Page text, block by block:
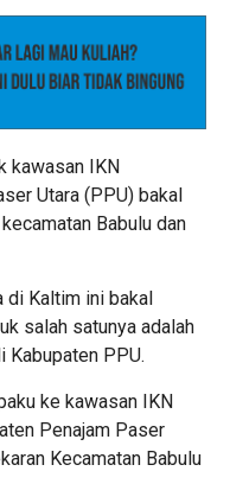
kawasan IKN
Utara (PPU) bakal
Babulu dan
di Kaltim ini bakal
salah satunya adalah
Kabupaten PPU.
ke kawasan IKN
Penajam Paser
Kecamatan Babulu